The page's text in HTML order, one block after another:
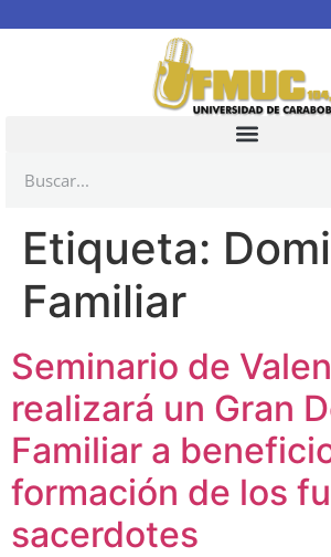
Etiqueta:
Familiar
Seminario de
realizará un Gran
Familiar a
formación de los
sacerdotes